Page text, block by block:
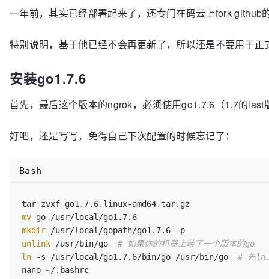
一年前，其实已经部署起来了，还专门在码云上fork github
特别说明，基于他已经不会再更新了，所以还是不要用于
安装go1.7.6
首先，最后这个版本的ngrok，必须使用go1.7.6（1.7的last
好吧，还是写写，免得自己下次配置的时候忘记了：
mv
mkdir
unlink /usr/bin/go # 如果你的机器上装了一个版本的go
ln -s /usr/local/go1.7.6/bin/go /usr/bin/go # 先ln
nano ~/.bashrc
Bash